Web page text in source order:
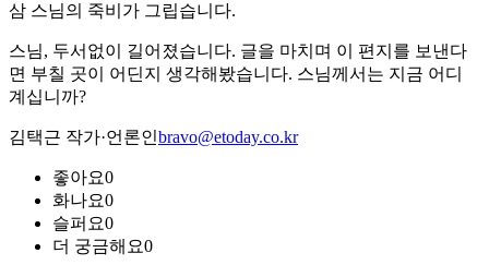
삼 스님의 죽비가 그립습니다.
스님, 두서없이 길어졌습니다. 글을 마치며 이 편지를 보낸다
면 부칠 곳이 어딘지 생각해봤습니다. 스님께서는 지금 어디
계십니까?
김택근 작가·언론인bravo@etoday.co.kr
좋아요0
화나요0
슬퍼요0
더 궁금해요0